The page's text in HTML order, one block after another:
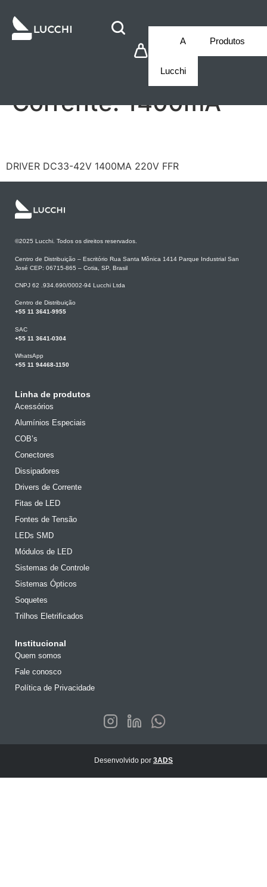
A
Lucchi
Produtos
Corrente:1400mA
DRIVER DC33-42V 1400MA 220V FFR
©2025 Lucchi. Todos os direitos reservados.
Centro de Distribuição – Escritório Rua Santa Mônica 1414 Parque Industrial San
José CEP: 06715-865 – Cotia, SP, Brasil
CNPJ 62 .934.690/0002-94 Lucchi Ltda
Centro de Distribuição
+55 11 3641-9955
SAC
+55 11 3641-0304
WhatsApp
+55 11 94468-1150
Linha de produtos
Acessórios
Alumínios Especiais
COB’s
Conectores
Dissipadores
Drivers de Corrente
Fitas de LED
Fontes de Tensão
LEDs SMD
Módulos de LED
Sistemas de Controle
Sistemas Ópticos
Soquetes
Trilhos Eletrificados
Institucional
Quem somos
Fale conosco
Política de Privacidade
Desenvolvido por 3ADS